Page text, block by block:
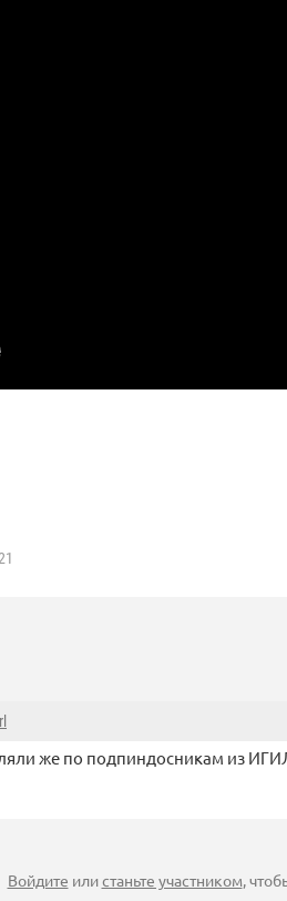
же по подпиндосникам из
Войдите илистаньте участником,